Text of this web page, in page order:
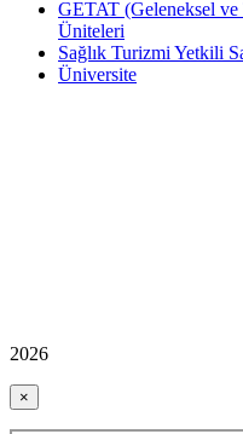
GETAT (Geleneksel ve
Üniteleri
Sağlık Turizmi Yetkili
Üniversite
2026
×